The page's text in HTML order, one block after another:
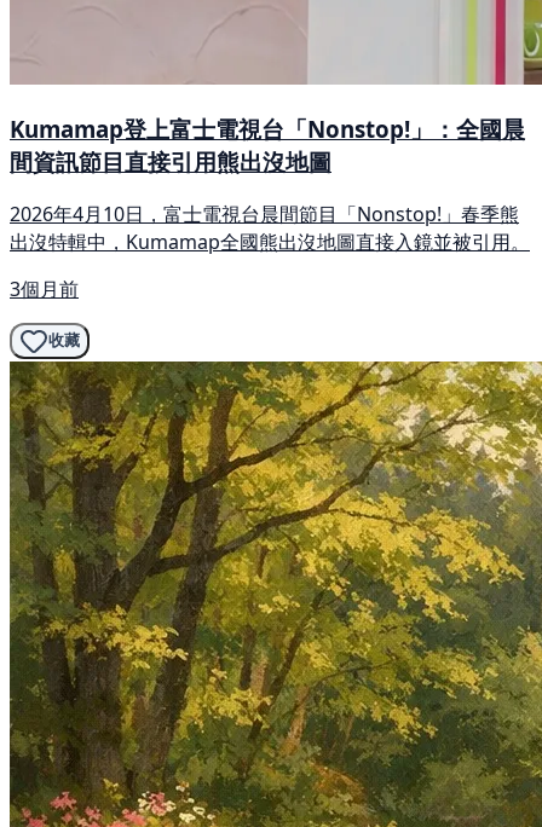
Kumamap登上富士電視台「Nonstop!」：全國晨
間資訊節目直接引用熊出沒地圖
2026年4月10日，富士電視台晨間節目「Nonstop!」春季熊
出沒特輯中，Kumamap全國熊出沒地圖直接入鏡並被引用。
3個月前
收藏